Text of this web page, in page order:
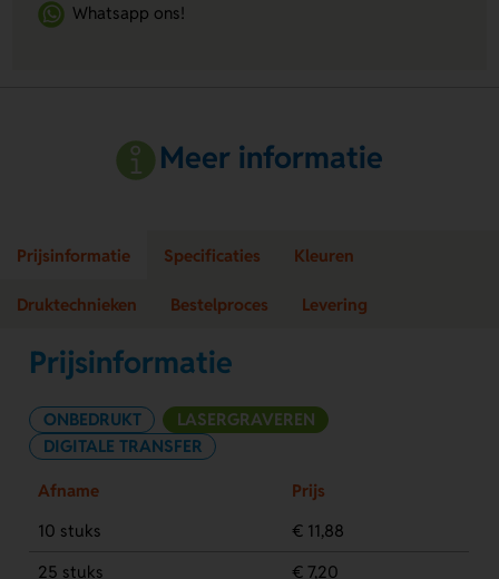
Whatsapp ons!
Meer informatie
Prijsinformatie Specificaties Kleuren
Druktechnieken Bestelproces Levering
Prijsinformatie
ONBEDRUKT
LASERGRAVEREN
DIGITALE TRANSFER
Afname
Prijs
10 stuks
€ 11,88
25 stuks
€ 7,20